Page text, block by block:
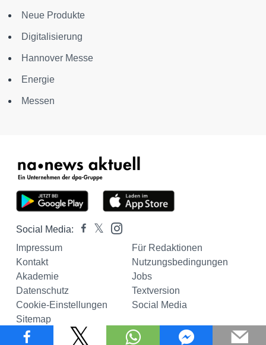
Neue Produkte
Digitalisierung
Hannover Messe
Energie
Messen
Social Media:
Impressum
Für Redaktionen
Kontakt
Nutzungsbedingungen
Akademie
Jobs
Datenschutz
Textversion
Cookie-Einstellungen
Social Media
Sitemap